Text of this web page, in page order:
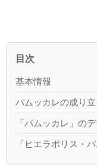
目次
基本情報
パムッカレの成り立
「パムッカレ」の
「ヒエラポリス・